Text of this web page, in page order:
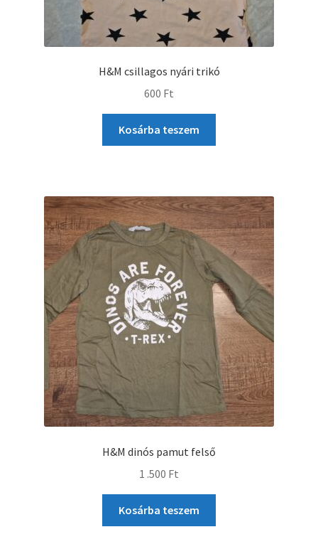
H&M csillagos nyári trikó
600 Ft
Kosárba teszem
H&M dinós pamut felső
1 .500 Ft
Kosárba teszem